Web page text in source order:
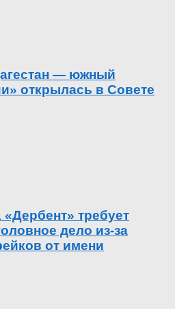
— южный
открылась в Совете
требует
дело из-за
от имени